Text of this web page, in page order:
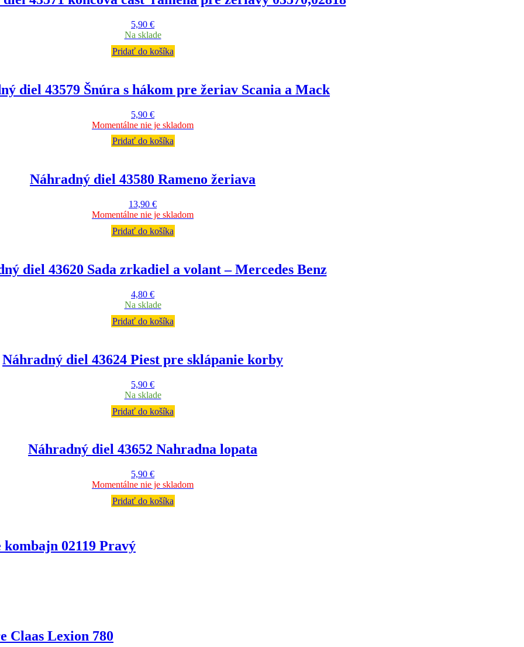
5,90 €
Na sklade
Pridať do košíka
diel 43579 Šnúra s hákom pre žeriav Scania a Mack
5,90 €
Momentálne nie je skladom
Pridať do košíka
Náhradný diel 43580 Rameno žeriava
13,90 €
Momentálne nie je skladom
Pridať do košíka
diel 43620 Sada zrkadiel a volant – Mercedes Benz
4,80 €
Na sklade
Pridať do košíka
Náhradný diel 43624 Piest pre sklápanie korby
5,90 €
Na sklade
Pridať do košíka
Náhradný diel 43652 Nahradna lopata
5,90 €
Momentálne nie je skladom
Pridať do košíka
02119 Pravý
Claas Lexion 780